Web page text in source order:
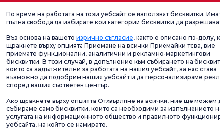
По време на работата на този уебсайт се използват бисквитки.
пълна свобода да избирате кои категории бисквитки да
Въз основа на вашето изрично съгласие, както е описано по-долу,
щракнете върху опцията Приемане на всички Приемайки това, вие
приемате функционални, аналитични и рекламно-маркетингови
бисквитки. В този случай, в допълнение към събирането на
които са задължителни за работата на нашия уебсайт, за нас става
възможно да подобрим нашия уебсайт и да персонализираме
според вашия съответен център.
Ако щракнете върху опцията Отхвърляне на всички, ние ще можем
събираме само бисквитки, които са необходими за изпълнението
услугата на информационното общество и правилното
уебсайта, на който се намирате.